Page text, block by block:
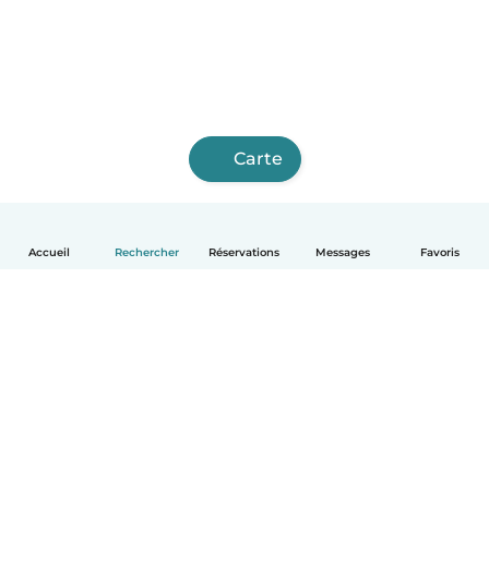
Accueil Rechercher Réservations Messages Favoris
Carte